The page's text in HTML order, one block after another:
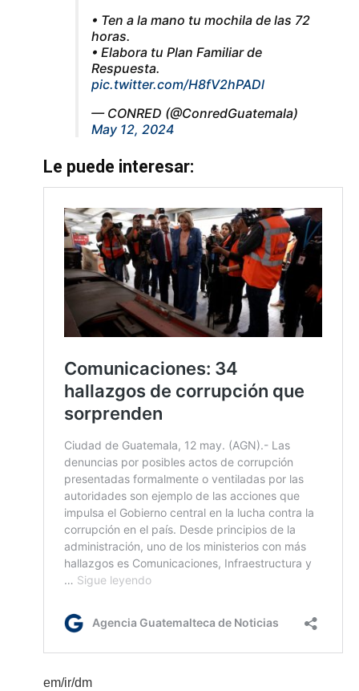
• Ten a la mano tu mochila de las 72
horas.
• Elabora tu Plan Familiar de
Respuesta.
pic.twitter.com/H8fV2hPADl
— CONRED (@ConredGuatemala)
May 12, 2024
Le puede interesar:
em/ir/dm